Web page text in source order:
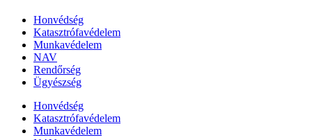
Honvédség
Katasztrófavédelem
Munkavédelem
NAV
Rendőrség
Ügyészség
Honvédség
Katasztrófavédelem
Munkavédelem